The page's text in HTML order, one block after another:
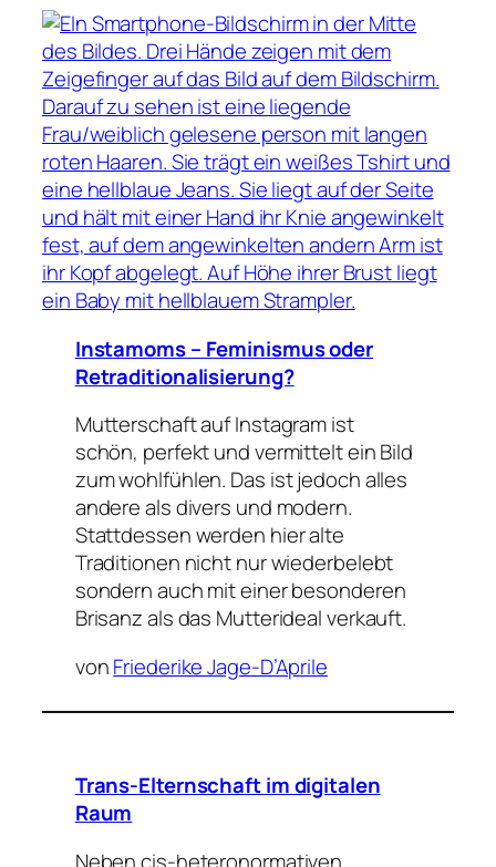
Instamoms – Feminismus oder
Retraditionalisierung?
Mutterschaft auf Instagram ist
schön, perfekt und vermittelt ein Bild
zum wohlfühlen. Das ist jedoch alles
andere als divers und modern.
Stattdessen werden hier alte
Traditionen nicht nur wiederbelebt
sondern auch mit einer besonderen
Brisanz alsdas Mutterideal verkauft.
vonFriederike Jage-D’Aprile
Trans-Elternschaft im digitalen
Raum
Neben cis-heteronormativen